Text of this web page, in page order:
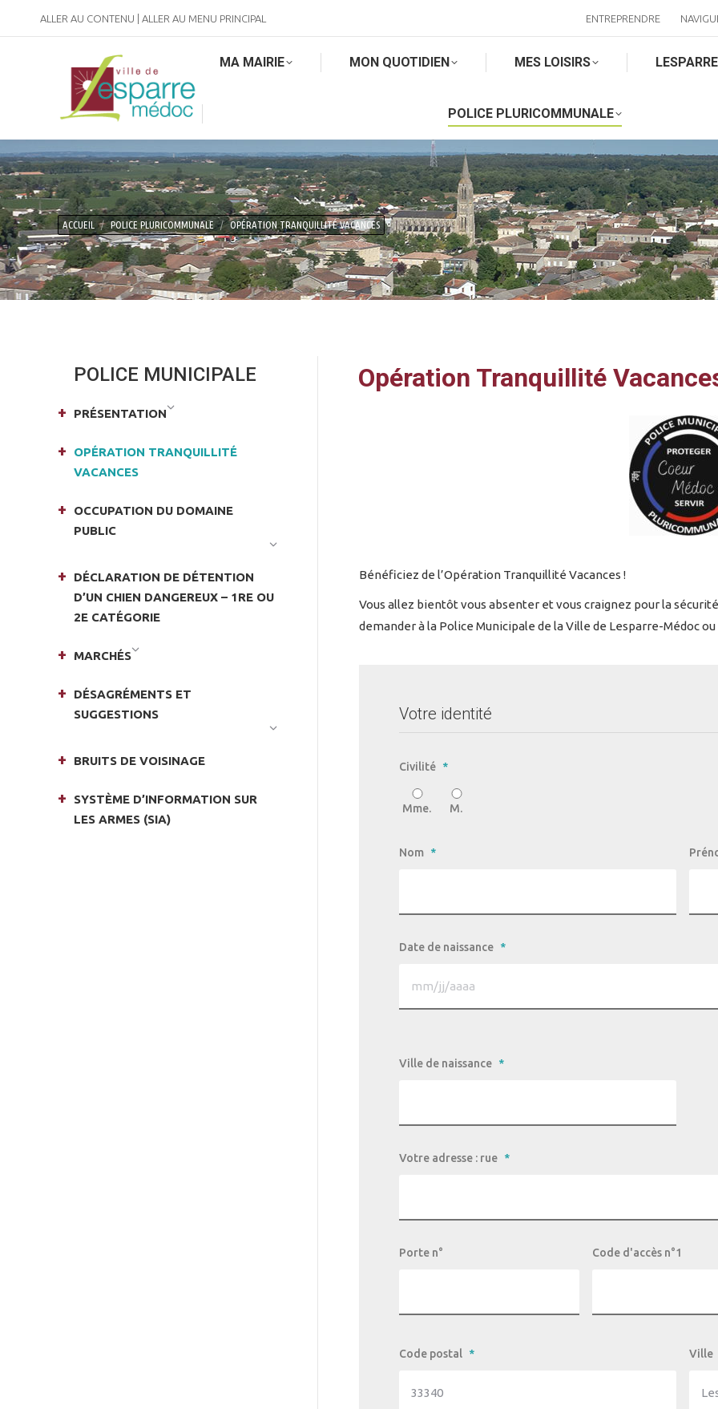
ALLER AU CONTENU ALLER AU MENU PRINCIPAL ENTREPRENDRE
MA MAIRIE MON QUOTIDIEN MES LOISIRS
POLICE PLURICOMMUNALE
Vous êtes ici :
ACCUEIL POLICE PLURICOMMUNALE OPÉRATION TRANQUILLITÉ VACANCES
Opération Tranquillité
Bénéficiez de l’Opération Tranquillité Vacances !
Vous allez bientôt vous absenter et vous craignez pour la
demander à la Police Municipale de la Ville de Lesparre-Médoc
Votre identité
Civilité *
Mme. M.
Nom *
Date de naissance *
Ville de naissance *
Votre adresse : rue *
Porte n° Code d'accès n°1
Code postal * Ville
POLICE MUNICIPALE
PRÉSENTATION
OPÉRATION TRANQUILLITÉ
VACANCES
OCCUPATION DU DOMAINE
PUBLIC
DÉCLARATION DE DÉTENTION
D’UN CHIEN DANGEREUX – 1RE OU
2E CATÉGORIE
MARCHÉS
DÉSAGRÉMENTS ET
SUGGESTIONS
BRUITS DE VOISINAGE
SYSTÈME D’INFORMATION SUR
LES ARMES (SIA)